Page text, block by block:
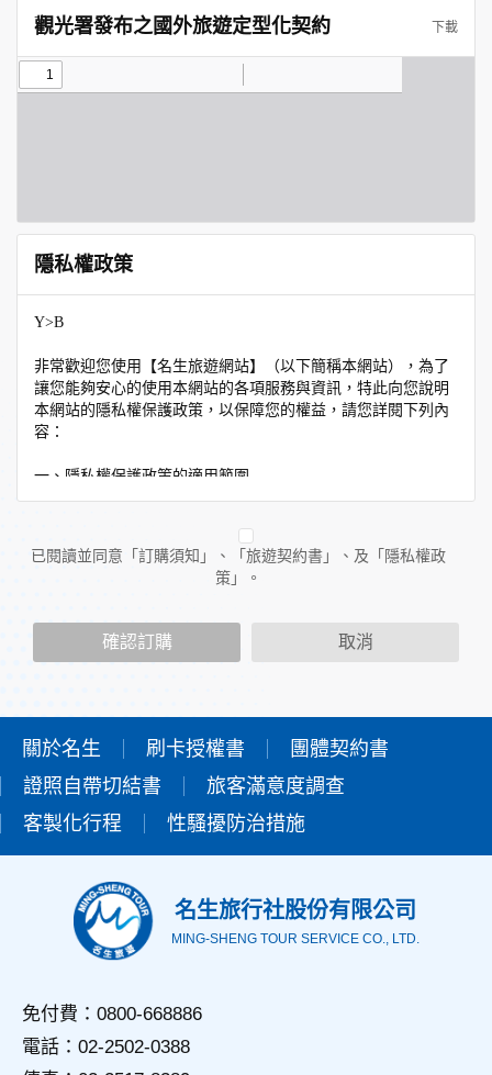
觀光署發布之國外旅遊定型化契約 下載
隱私權政策
Y>B
非常歡迎您使用【名生旅遊網站】（以下簡稱本網站），為了
讓您能夠安心的使用本網站的各項服務與資訊，特此向您說明
本網站的隱私權保護政策，以保障您的權益，請您詳閱下列內
容：
一、隱私權保護政策的適用範圍
隱私權保護政策內容，包括本網站如何處理在您使用網站服務
外的相關連結網站，也不適用於非本網站所委託或參與管理的
人員。
當您造訪本網站或使用本網站所提供之功能服務時，我們將視
該服務功能性質，請您提供必要的個人資料，並在該特定目的
本網站在您使用服務信箱、問卷調查等互動性功能時，會保留
您所提供的姓名、電子郵件地址、聯絡方式及使用時間等。
於一般瀏覽時，伺服器會自行記錄相關行徑，包括您使用連線
設備的IP位址、使用時間、使用的瀏覽器、瀏覽及點選資料記
用，決不對外公佈。
外，我們會視需要公佈統計數據及說明文字，但不涉及特定個
人之資料。
三、資料之保護
備及必要的安全防護措施，加以保護網站及您的個人資料採用
嚴格的保護措施，只由經過授權的人員才能接觸您的個人資
料，相關處理人員皆簽有保密合約，如有違反保密義務者，將
會受到相關的法律處分。
已閱讀並同意「訂購須知」、「旅遊契約書」、及「隱私權政
策」。
確認訂購 取消
關於名生 刷卡授權書
團體契約書
證照自帶切結書
旅客滿意度調查
客製化行程
性騷擾防治措施
名生旅行社股份有限公司
MING-SHENG TOUR SERVICE CO., LTD.
免付費：0800-668886
電話：02-2502-0388